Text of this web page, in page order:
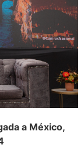
a México,